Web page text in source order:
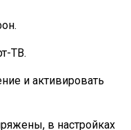
ТВ.
и активировать
в настройках